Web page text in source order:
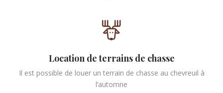
Location de terrains de chasse
Il est possible de louer un terrain de chasse au chevreuil à
l’automne